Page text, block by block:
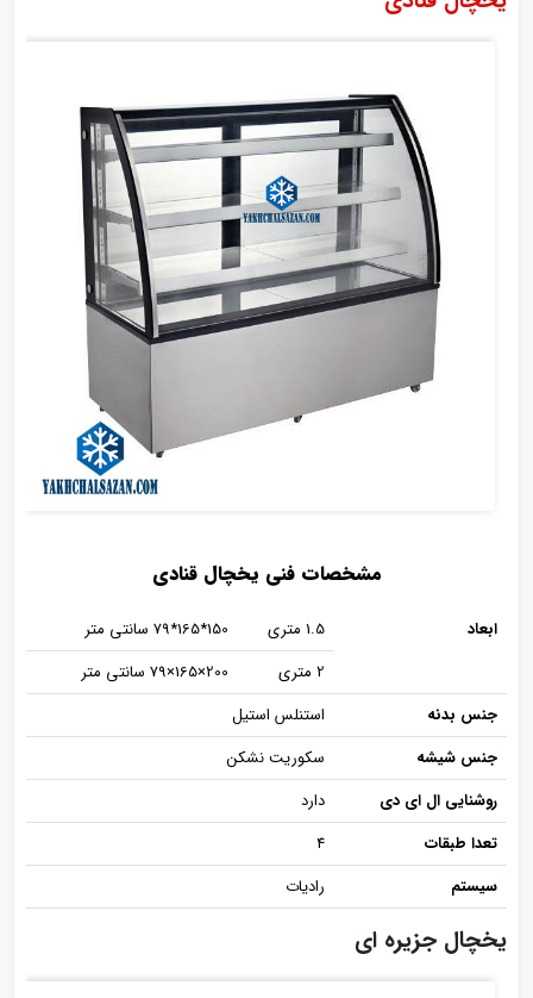
مشخصات فنی یخچال قنادی
ابعاد 1.5 متری
150*165*79 سانتی متر
2 متری
200×165×79 سانتی متر
جنس بدنه
استنلس استیل
جنس شیشه
سکوریت نشکن
روشنایی ال ای دی
دارد
تعدا طبقات
4
سیستم
رادیات
یخچال جزیره ای